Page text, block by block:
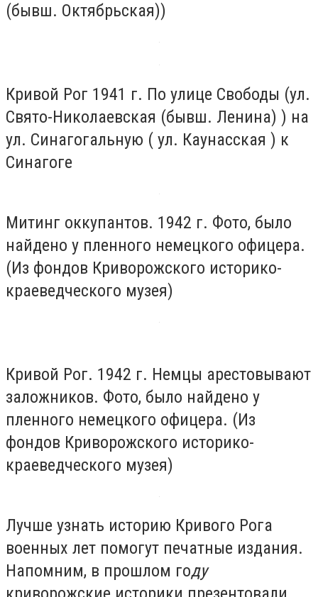
(бывш. Октябрьская))
Кривой Рог 1941 г. По улице Свободы (ул.
Свято-Николаевская (бывш. Ленина) ) на
ул. Синагогальную ( ул. Каунасская ) к
Синагоге
Митинг оккупантов. 1942 г. Фото, было
найдено у пленного немецкого офицера.
(Из фондов Криворожского историко-
краеведческого музея)
Кривой Рог. 1942 г. Немцы арестовывают
заложников. Фото, было найдено у
пленного немецкого офицера. (Из
фондов Криворожского историко-
краеведческого музея)
Лучше узнать историю Кривого Рога
военных лет помогут печатные издания.
Напомним, в прошлом году